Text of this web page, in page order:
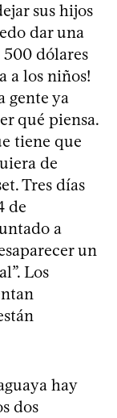
sus hijos
dar una
500 dólares
a los niños!
gente ya
qué piensa.
tiene que
de
Tres días
de
a
un
Los
hay
dos